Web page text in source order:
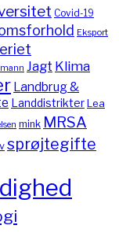
Covid-19
Eksport
Jagt Klima
Landbrug &
LanddistrikterLea
mink MRSA
sprøjtegifte